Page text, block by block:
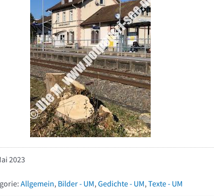
2023
Allgemein, Bilder - UM,Gedichte - UM,Texte - UM